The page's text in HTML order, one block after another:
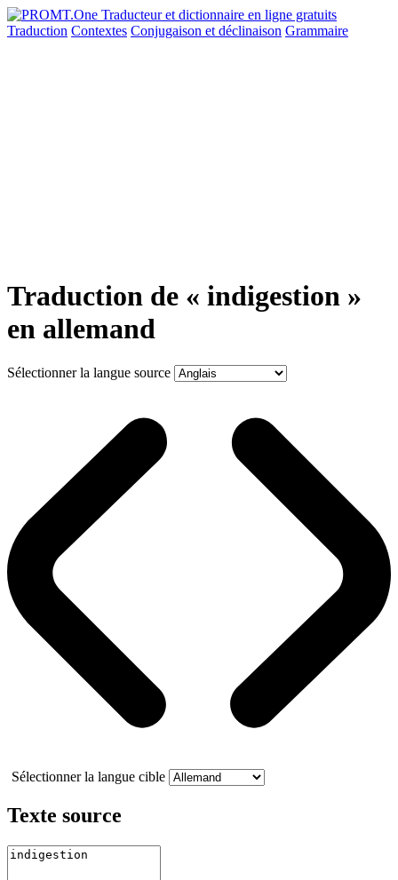
Traduction Contextes Conjugaison et déclinaison Grammaire
Traduction de « indigestion »
en allemand
Sélectionner la langue source
Sélectionner la langue cible
Texte source